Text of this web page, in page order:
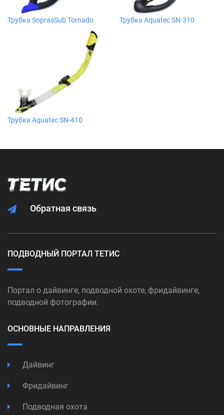
Трубка SoprasSub Tornado Трубка Aquatec SN-310
Трубка Aquatec SN-410
Обратная связь
ПОДВОДНЫЙ ПОРТАЛ ТЕТИС
Портал о дайвинге, подводной охоте, фридайвинге,
подводной фотографии.
ОСНОВНЫЕ НАПРАВЛЕНИЯ
Дайвинг
Фридайвинг
Подводная охота